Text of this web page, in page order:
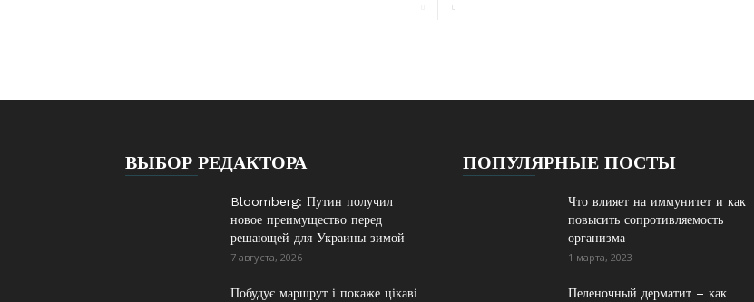
ВЫБОР РЕДАКТОРА
Bloomberg: Путин получил
новое преимущество перед
решающей для Украины зимой
7 августа, 2026
Побудує маршрут і покаже цікаві
ПОПУЛЯРНЫЕ ПОСТЫ
Что влияет на иммунитет и как
повысить сопротивляемость
организма
1 марта, 2023
Пеленочный дерматит – как